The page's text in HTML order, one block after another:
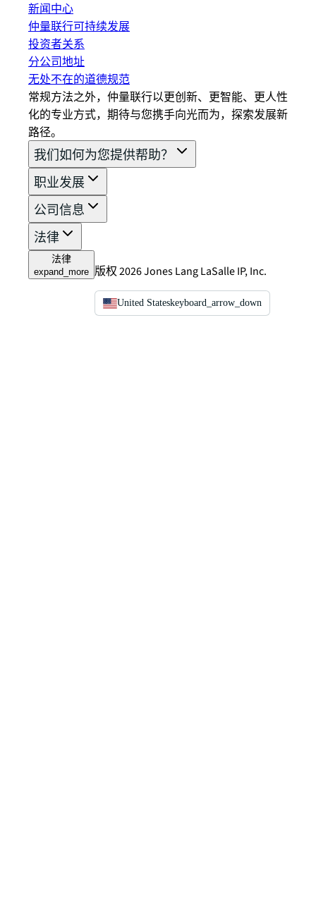
新闻中心
仲量联行可持续发展
投资者关系
分公司地址
无处不在的道德规范
常规方法之外，仲量联行以更创新、更智能、更人性
化的专业方式，期待与您携手向光而为，探索发展新
路径。
我们如何为您提供帮助？
职业发展
公司信息
法律
法律
expand_more 版权 2026 Jones Lang LaSalle IP, Inc.
United Stateskeyboard_arrow_down